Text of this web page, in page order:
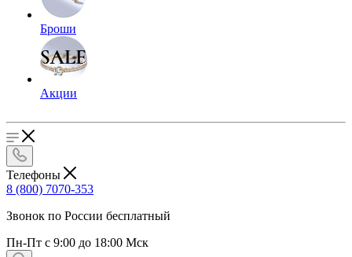
Броши
Акции
Телефоны
8 (800) 7070-353
Звонок по России бесплатный
Пн-Пт с 9:00 до 18:00 Мск